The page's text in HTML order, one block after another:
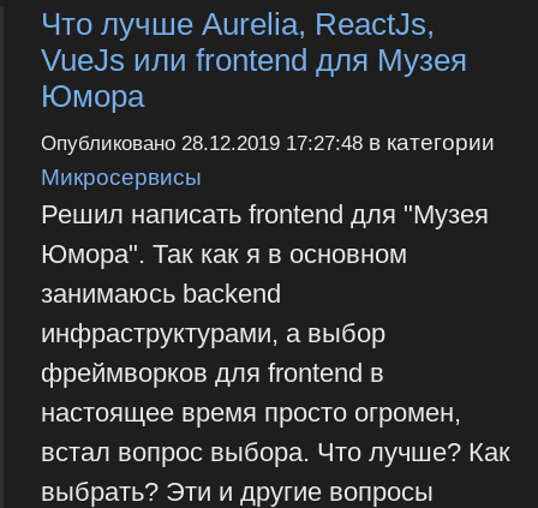
Что лучше Aurelia, ReactJs,
VueJs или frontend для Музея
Юмора
Опубликовано 28.12.2019 17:27:48в категории
Микросервисы
Решил написать frontend для "Музея
Юмора". Так как я в основном
занимаюсь backend
инфраструктурами, а выбор
фреймворков для frontend в
настоящее время просто огромен,
встал вопрос выбора. Что лучше? Как
выбрать? Эти и другие вопросы